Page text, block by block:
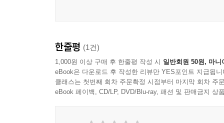
한줄평 (1건)
1,000원 이상 구매 후 한줄평 작성 시 일반회원 50원, 마니
eBook은 다운로드 후 작성한 리뷰만 YES포인트 지급됩니
클래스는 첫번째 회차 주문확정 시점부터 마지막 회차 주
eBook 페이백, CD/LP, DVD/Blu-ray, 패션 및 판매금지 상